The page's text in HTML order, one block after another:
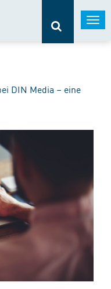
DIN Media – eine